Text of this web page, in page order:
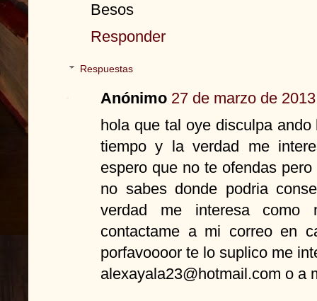
Besos
Responder
Respuestas
Anónimo 27 de marzo de
hola que tal oye disculpa
tiempo y la verdad me
espero que no te ofendas
no sabes donde podria
verdad me interesa como
contactame a mi correo en
porfavoooor te lo suplico me
alexayala23@hotmail.com o a